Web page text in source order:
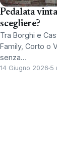
Pedalata
scegliere?
Tra Borghi e
Family, Corto o
senza…
14 Giugno 2026 5